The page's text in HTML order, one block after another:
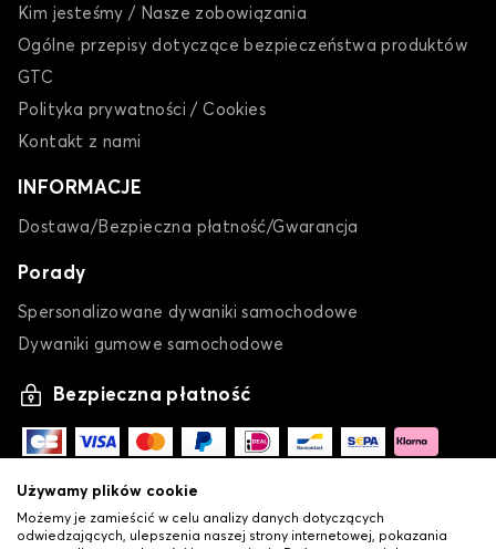
Kim jesteśmy / Nasze zobowiązania
Ogólne przepisy dotyczące bezpieczeństwa produktów
GTC
Polityka prywatności / Cookies
Kontakt z nami
INFORMACJE
Dostawa/Bezpieczna płatność/Gwarancja
Porady
Spersonalizowane dywaniki samochodowe
Dywaniki gumowe samochodowe
Bezpieczna płatność
Używamy plików cookie
Możemy je zamieścić w celu analizy danych dotyczących
odwiedzających, ulepszenia naszej strony internetowej, pokazania